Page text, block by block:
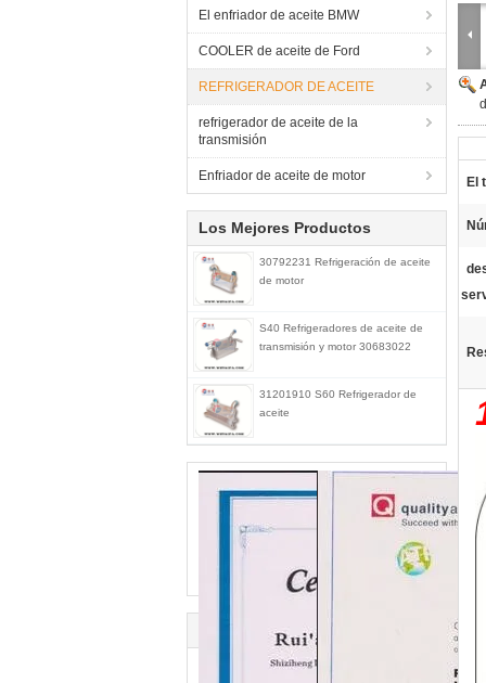
El enfriador de aceite BMW
COOLER de aceite de Ford
REFRIGERADOR DE ACEITE
refrigerador de aceite de la
transmisión
Enfriador de aceite de motor
Los Mejores Productos
30792231 Refrigeración de aceite
de motor
S40 Refrigeradores de aceite de
transmisión y motor 30683022
31201910 S60 Refrigerador de
aceite
El